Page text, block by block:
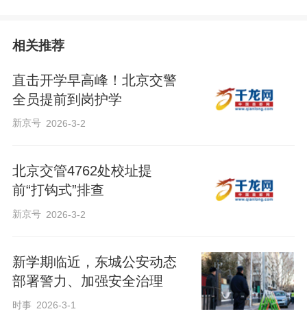
相关推荐
直击开学早高峰！北京交警
全员提前到岗护学
新京号 2026-3-2
北京交管4762处校址提
前“打钩式”排查
新京号 2026-3-2
新学期临近，东城公安动态
部署警力、加强安全治理
时事 2026-3-1